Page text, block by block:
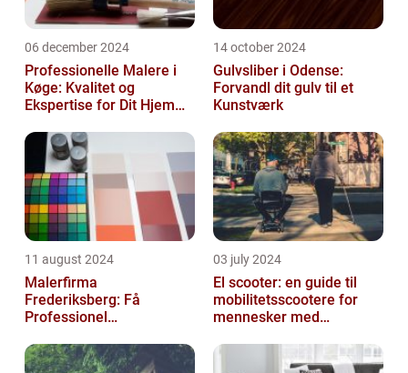
06 december 2024
Professionelle Malere i
Køge: Kvalitet og
Ekspertise for Dit Hjem
14 october 2024
Gulvsliber i Odense:
Forvandl dit gulv til et
Kunstværk
11 august 2024
Malerfirma
Frederiksberg: Få
Professionel
eller virksomhed
03 july 2024
El scooter: en guide til
mobilitetsscootere for
mennesker med